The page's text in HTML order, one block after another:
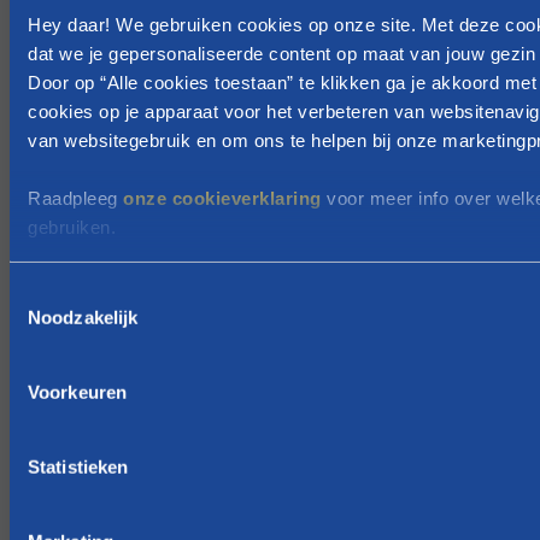
Hey daar! We gebruiken cookies op onze site. Met deze
dat we je gepersonaliseerde content op maat van jouw
Door op “Alle cookies toestaan” te klikken ga je akkoord
cookies op je apparaat voor het verbeteren van
van websitegebruik en om ons te helpen bij onze
Raadpleeg onze cookieverklaring voor meer info over
gebruiken.
Noodzakelijk
Voorkeuren
Statistieken
i
j
k
e
o
s
l
j